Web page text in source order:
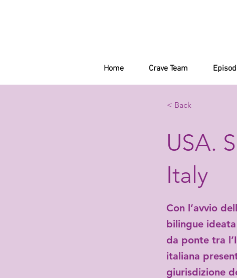
Home Crave Team
< Back
USA.
Italy
Con l’avvio
bilingue
da ponte tra
italiana
giurisdizione